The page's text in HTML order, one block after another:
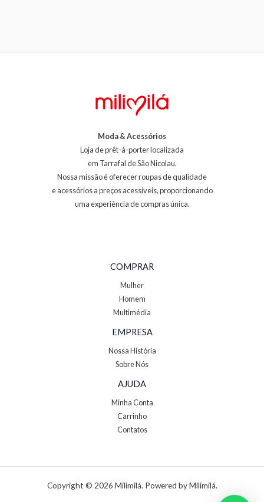
Moda & Acessórios
Loja de prêt-à-porter localizada
em Tarrafal de São Nicolau.
Nossa missão é oferecer roupas de qualidade
e acessórios a preços acessíveis, proporcionando
uma experiência de compras única.
COMPRAR
Mulher
Homem
Multimédia
EMPRESA
Nossa História
Sobre Nós
AJUDA
Minha Conta
Carrinho
Contatos
Copyright © 2026 Milimilá. Powered by Milimilá.